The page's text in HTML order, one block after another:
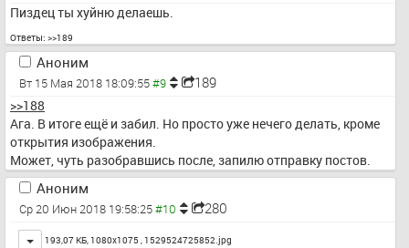
Пиздец ты хуйню делаешь.
Ответы: >>189
Аноним
Вт 15 Мая 2018 18:09:55 189
>>188
Ага. В итоге ещё и забил. Но просто уже нечего делать, кроме
открытия изображения.
Может, чуть разобравшись после, запилю отправку постов.
Аноним
Ср 20 Июн 2018 19:58:25 280
Toggle
193,07 КБ, 1080x1075 , 1529524725852.jpg